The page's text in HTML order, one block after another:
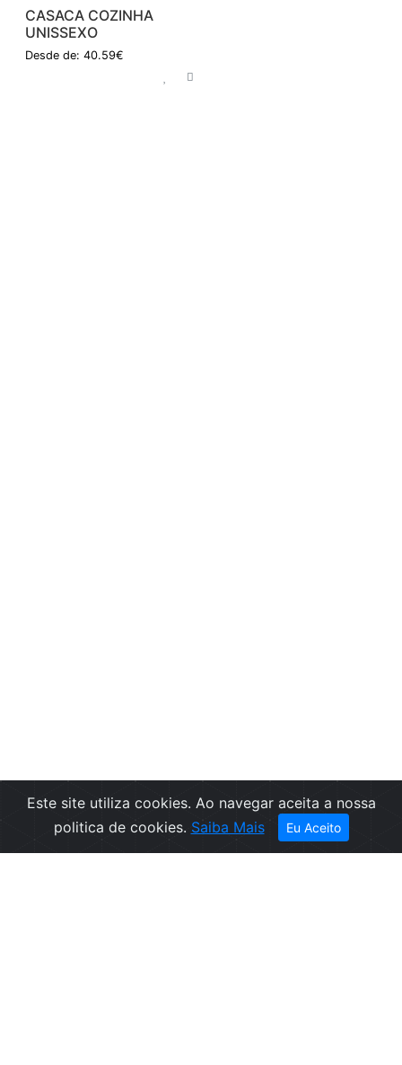
Filtros
CASACA COZINHA
UNISSEXO
Desde de: 40.59€
Este site utiliza cookies. Ao navegar aceita a nossa
politica de cookies. Saiba Mais Eu Aceito